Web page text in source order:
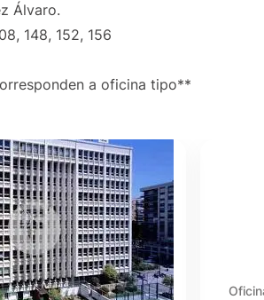
Álvaro.
148, 152, 156
a oficina tipo**